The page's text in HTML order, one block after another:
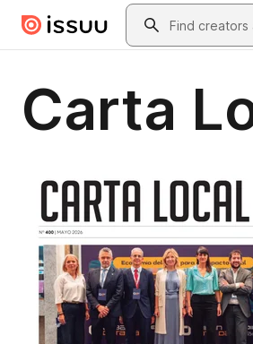
Skip to main contentSearch
Carta